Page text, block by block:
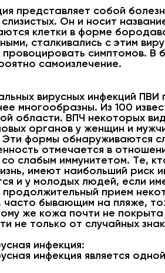
представляет собой
Он и носит
клетки в форме
сталкивались с этим
симптомов.
самоизлечение.
вирусных инфекций
многообразны. Из 100
области. ВПЧ некоторых
органов у женщин и
Эти формы обнаруживаются
отмечается в
слабым иммунитетом. Те,
имеют наибольший риск
и у молодых людей, если
прием
часто бывающим на пляже,
же кожа почти не
не только от случайных
инфекция:
инфекция является